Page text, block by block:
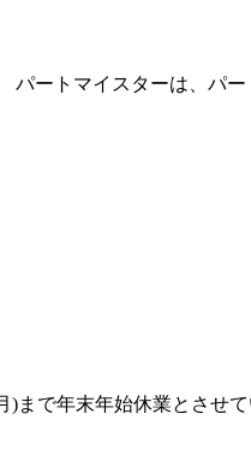
パートマイスターは、
)まで年末年始休業とさ